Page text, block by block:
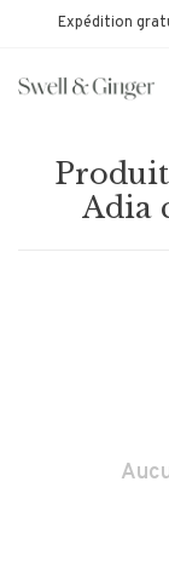
Expédition
Adia